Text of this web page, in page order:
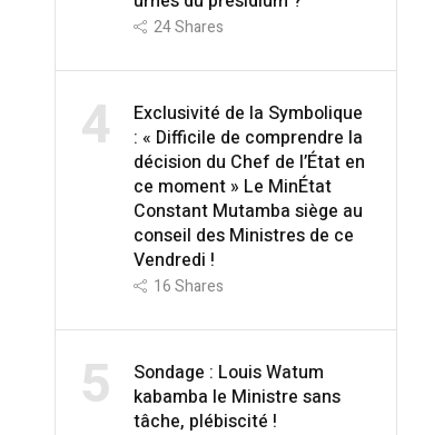
24Shares
4
Exclusivité de la Symbolique
: « Difficile de comprendre la
décision du Chef de l’État en
ce moment » Le MinÉtat
Constant Mutamba siège au
conseil des Ministres de ce
Vendredi !
16Shares
5
Sondage : Louis Watum
kabamba le Ministre sans
tâche, plébiscité !